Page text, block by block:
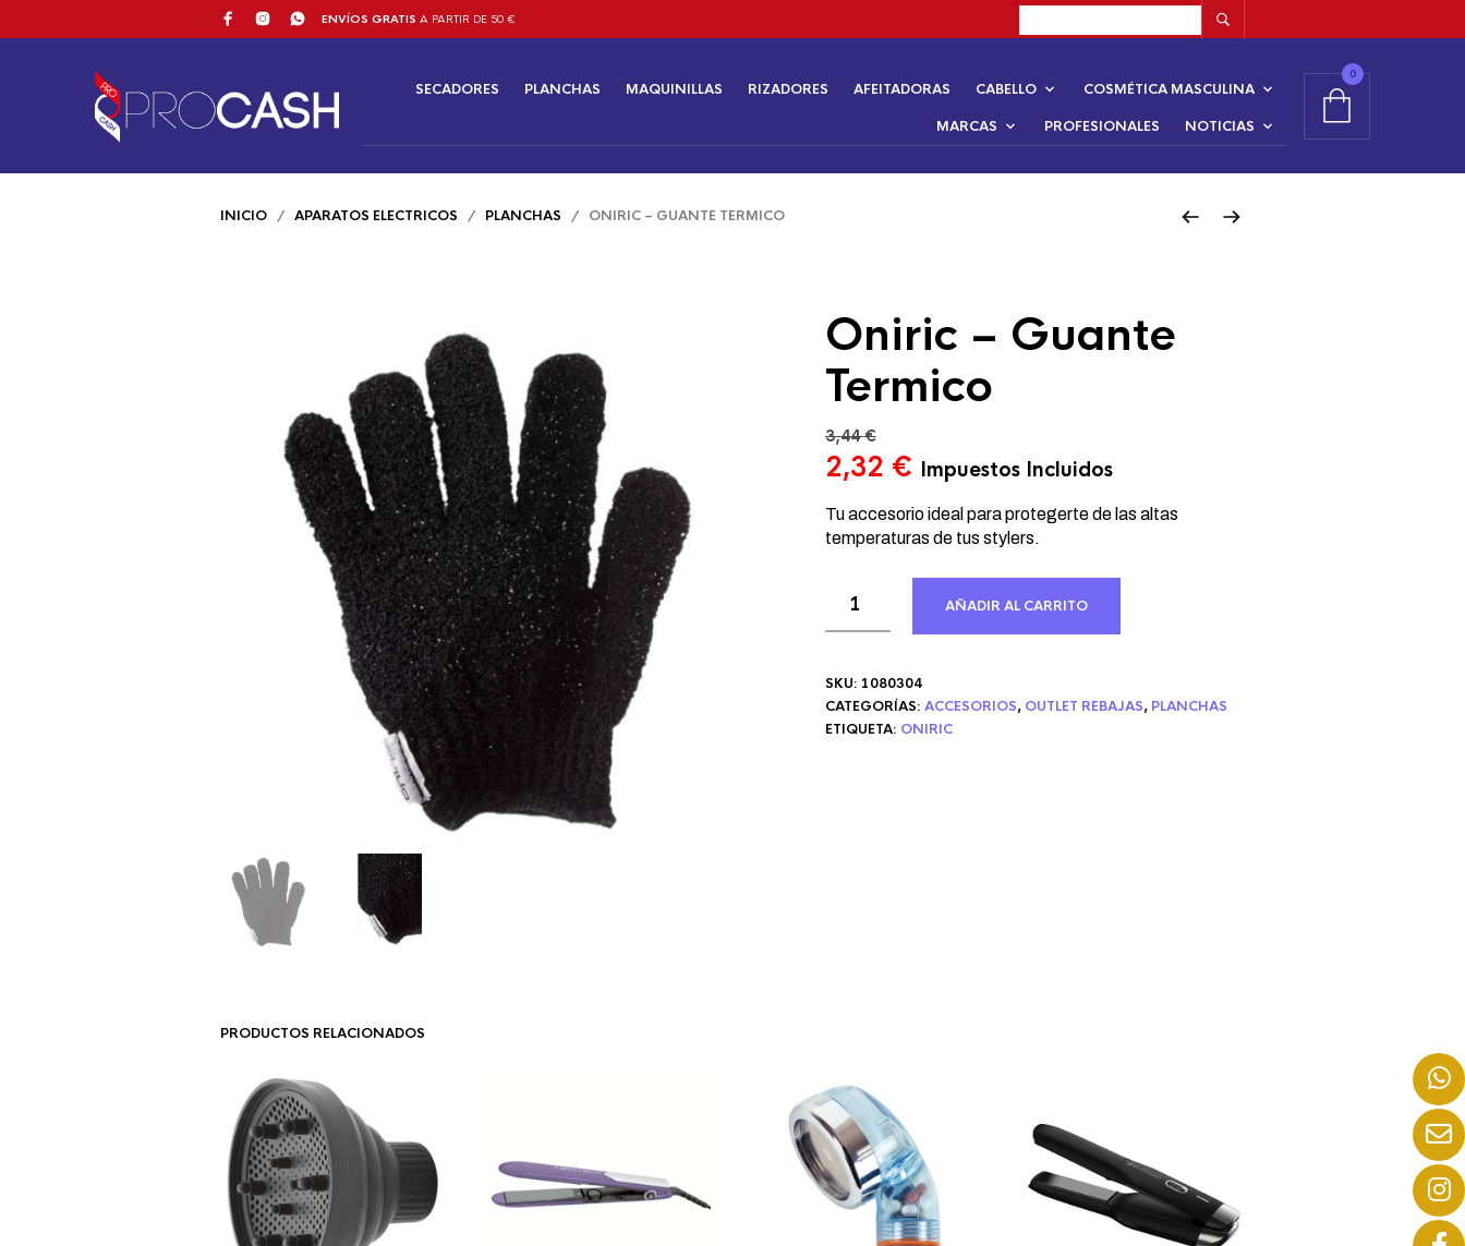
ENVÍOS GRATIS A PARTIR DE 50 €
SECADORES PLANCHAS MAQUINILLAS RIZADORES AFEITADORAS CABELLO COSMÉTICA MASCULINA
MARCAS PROFESIONALES NOTICIAS
0
INICIO / APARATOS ELECTRICOS / PLANCHAS / ONIRIC – GUANTE TERMICO
Oniric – Guante
Termico
3,44€
El
original
era:
3,44 €.
2,32 €El
precio
actual
es:
2,32 €.
Impuestos Incluidos
Tu accesorio ideal para protegerte de las altas
temperaturas de tus stylers.
AÑADIR AL CARRITO
SKU: 1080304
CATEGORÍAS: ACCESORIOS, OUTLET REBAJAS, PLANCHAS
ETIQUETA: ONIRIC
PRODUCTOS RELACIONADOS